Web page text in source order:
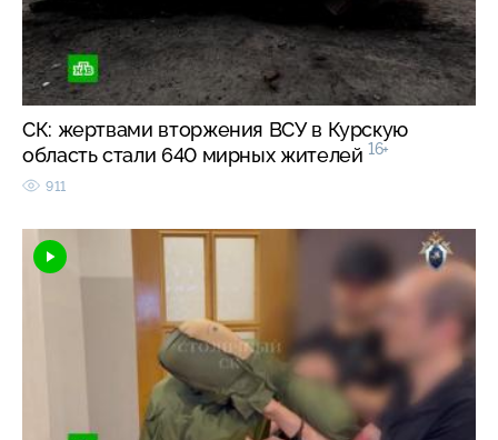
СК: жертвами вторжения ВСУ в Курскую
область стали 640 мирных жителей 16+
911